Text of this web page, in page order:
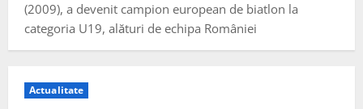
(2009), a devenit campion european de biatlon la
categoria U19, alături de echipa României
Actualitate